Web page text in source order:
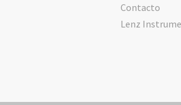
Contacto
Lenz